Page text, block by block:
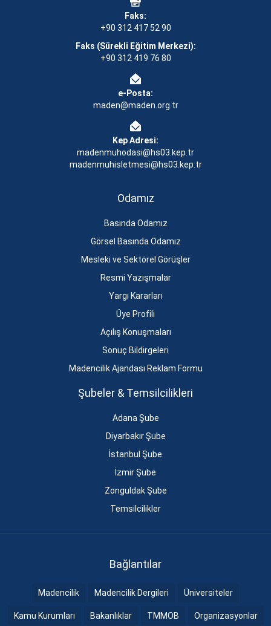
Faks:
+90 312 417 52 90
Faks (Sürekli Eğitim Merkezi):
+90 312 419 76 80
e-Posta:
maden@maden.org.tr
Kep Adresi:
madenmuhodasi@hs03.kep.tr
madenmuhisletmesi@hs03.kep.tr
Odamız
Basında Odamız
Görsel Basında Odamız
Mesleki ve Sektörel Görüşler
Resmi Yazışmalar
Yargı Kararları
Üye Profili
Açılış Konuşmaları
Sonuç Bildirgeleri
Madencilik Ajandası Reklam Formu
Şubeler & Temsilcilikleri
Adana Şube
Diyarbakır Şube
İstanbul Şube
İzmir Şube
Zonguldak Şube
Temsilcilikler
Bağlantılar
Madencilik Madencilik Dergileri Üniversiteler
Kamu Kurumları Bakanlıklar TMMOB Organizasyonlar